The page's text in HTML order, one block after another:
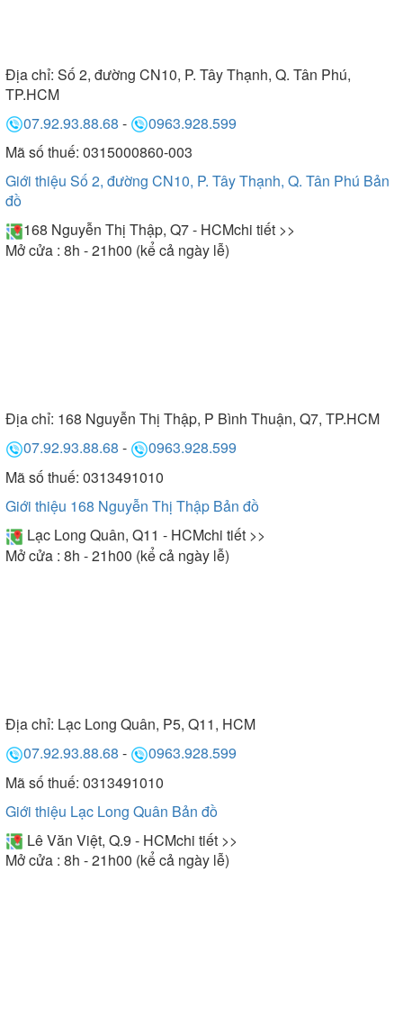
Địa chỉ: Số 2, đường CN10, P. Tây Thạnh, Q. Tân Phú,
TP.HCM
07.92.93.88.68 -
0963.928.599
Mã số thuế: 0315000860-003
Giới thiệu Số 2, đường CN10, P. Tây Thạnh, Q. Tân Phú Bản
đồ
168 Nguyễn Thị Thập, Q7 - HCMchi tiết >>
Mở cửa : 8h - 21h00 (kể cả ngày lễ)
Địa chỉ: 168 Nguyễn Thị Thập, P Bình Thuận, Q7, TP.HCM
07.92.93.88.68 -
0963.928.599
Mã số thuế: 0313491010
Giới thiệu 168 Nguyễn Thị Thập Bản đồ
Lạc Long Quân, Q11 - HCMchi tiết >>
Mở cửa : 8h - 21h00 (kể cả ngày lễ)
Địa chỉ: Lạc Long Quân, P5, Q11, HCM
07.92.93.88.68 -
0963.928.599
Mã số thuế: 0313491010
Giới thiệu Lạc Long Quân Bản đồ
Lê Văn Việt, Q.9 - HCMchi tiết >>
Mở cửa : 8h - 21h00 (kể cả ngày lễ)